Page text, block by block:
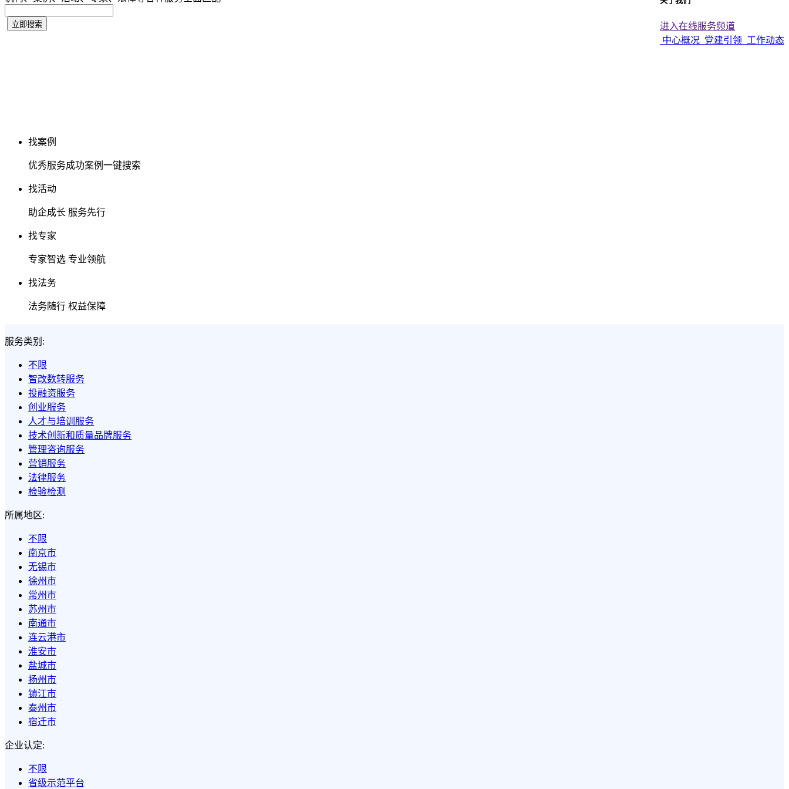
进入在线服务频道
中心概况 党建引领 工作动态
找案例
优秀服务成功案例一键搜索
找活动
助企成长 服务先行
找专家
专家智选 专业领航
找法务
法务随行 权益保障
服务类别:
不限
智改数转服务
投融资服务
创业服务
人才与培训服务
技术创新和质量品牌服务
管理咨询服务
营销服务
法律服务
检验检测
所属地区:
不限
南京市
无锡市
徐州市
常州市
苏州市
南通市
连云港市
淮安市
盐城市
扬州市
镇江市
泰州市
宿迁市
企业认定:
不限
省级示范平台